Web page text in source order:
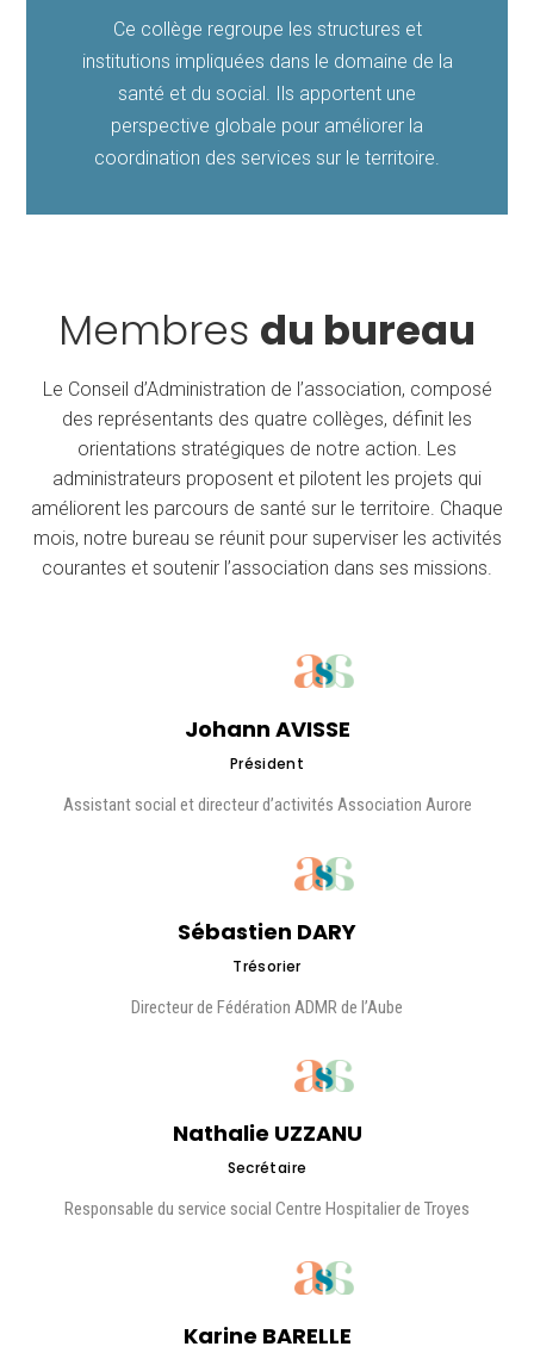
Ce collège regroupe les structures et
institutions impliquées dans le domaine de la
santé et du social. Ils apportent une
perspective globale pour améliorer la
coordination des services sur le territoire.
Membres du bureau
Le Conseil d’Administration de l’association, composé
des représentants des quatre collèges, définit les
orientations stratégiques de notre action. Les
administrateurs proposent et pilotent les projets qui
améliorent les parcours de santé sur le territoire. Chaque
mois, notre bureau se réunit pour superviser les activités
courantes et soutenir l’association dans ses missions.
Johann AVISSE
Président
Assistant social et directeur d’activités Association Aurore
Sébastien DARY
Trésorier
Directeur de Fédération ADMR de l’Aube
Nathalie UZZANU
Secrétaire
Responsable du service social Centre Hospitalier de Troyes
Karine BARELLE